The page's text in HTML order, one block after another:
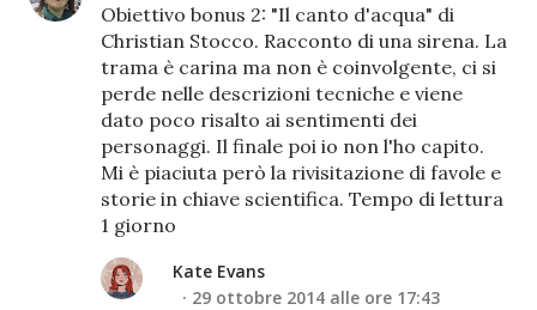
Obiettivo bonus 2: "Il canto d'acqua" di
Christian Stocco. Racconto di una sirena. La
trama è carina ma non è coinvolgente, ci si
perde nelle descrizioni tecniche e viene
dato poco risalto ai sentimenti dei
personaggi. Il finale poi io non l'ho capito.
Mi è piaciuta però la rivisitazione di favole e
storie in chiave scientifica. Tempo di lettura
1 giorno
Kate Evans
29 ottobre 2014 alle ore 17:43